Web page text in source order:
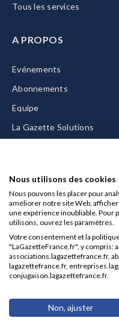
Tous les services
A PROPOS
Evénements
Abonnements
Equipe
La Gazette Solutions
Mentions légales
CGU/CGV
Données personnelles
Charte sur les cookies
Gérer vos cookies
© 2026 La Gazette France
Nous utilisons des cookies
Nous pouvons les placer pour
améliorer notre site Web,
une expérience inoubliable. Pour
utilisons, ouvrez les paramètres.
Votre consentement et la
"LaGazetteFrance.fr", y compris:
associations.lagazettefrance.fr,
lagazettefrance.fr,
conjugaison.lagazettefrance.fr.
Non, ajuster